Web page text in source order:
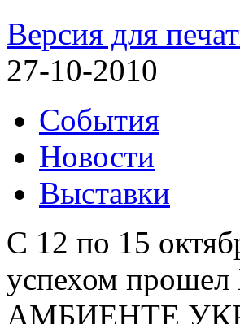
Версия для
27-10-2010
События
Новости
Выставки
С 12 по 15
успехом
АМБИЕНТЕ